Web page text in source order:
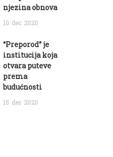
njezina obnova
10 dec 2020
“Preporod” je
institucija koja
otvara puteve
prema
budućnosti
15 dec 2020